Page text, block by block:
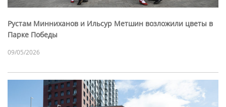
Рустам Минниханов и Ильсур Метшин возложили цветы в
Парке Победы
09/05/2026